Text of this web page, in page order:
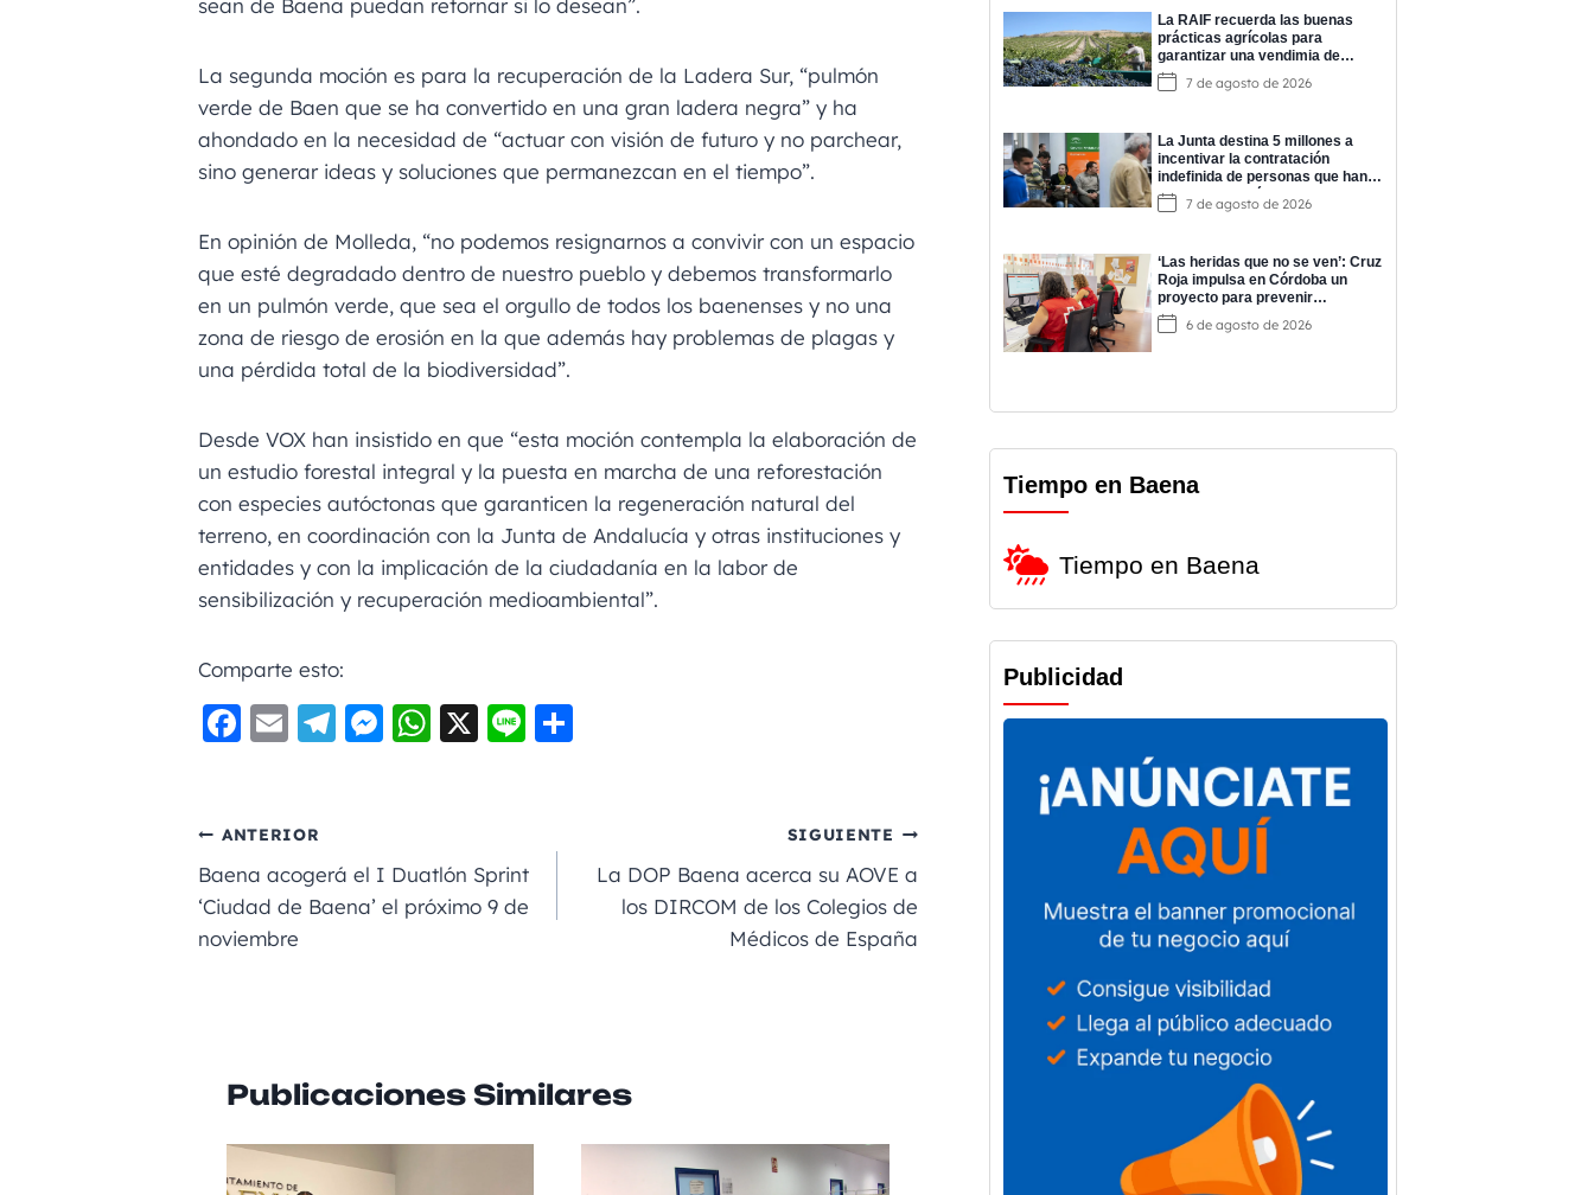
sean de Baena puedan retornar si lo desean”.
La segunda moción es para la recuperación de la Ladera Sur, “pulmón
verde de Baen que se ha convertido en una gran ladera negra” y ha
ahondado en la necesidad de “actuar con visión de futuro y no parchear,
sino generar ideas y soluciones que permanezcan en el tiempo”.
En opinión de Molleda, “no podemos resignarnos a convivir con un espacio
que esté degradado dentro de nuestro pueblo y debemos transformarlo
en un pulmón verde, que sea el orgullo de todos los baenenses y no una
zona de riesgo de erosión en la que además hay problemas de plagas y
una pérdida total de la biodiversidad”.
Desde VOX han insistido en que “esta moción contempla la elaboración de
un estudio forestal integral y la puesta en marcha de una reforestación
con especies autóctonas que garanticen la regeneración natural del
terreno, en coordinación con la Junta de Andalucía y otras instituciones y
entidades y con la implicación de la ciudadanía en la labor de
sensibilización y recuperación medioambiental”.
Comparte esto:
F
e
b
o
o
E
l
Te
m
M
n
g
W
A
p
X Li C
ANTERIOR
Baena acogerá el I Duatlón Sprint
‘Ciudad de Baena’ el próximo 9 de
noviembre
SIGUIENTE
La DOP Baena acerca su AOVE a
los DIRCOM de los Colegios de
Médicos de España
Publicaciones Similares
La RAIF recuerda las buenas
prácticas agrícolas para
garantizar una vendimia de
calidad
7 de agosto de 2026
La Junta destina 5 millones a
incentivar la contratación
indefinida de personas que han
completado prácticas del
programa EPES
7 de agosto de 2026
‘Las heridas que no se ven’: Cruz
Roja impulsa en Córdoba un
proyecto para prevenir
adicciones y cuidar la salud
mental6 de agosto de 2026
Tiempo en Baena
Tiempo en Baena
Publicidad